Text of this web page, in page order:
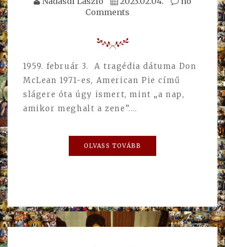
Comments
1959. február 3. A tragédia dátuma Don
McLean 1971-es, American Pie című
slágere óta úgy ismert, mint „a nap,
amikor meghalt a zene”.…
OLVASS TOVÁBB